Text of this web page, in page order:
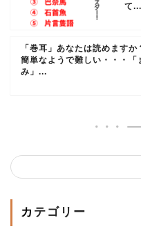
て...
「巻耳」あなたは読めますか
簡単なようで難しい・・・「
み」...
カテゴリー